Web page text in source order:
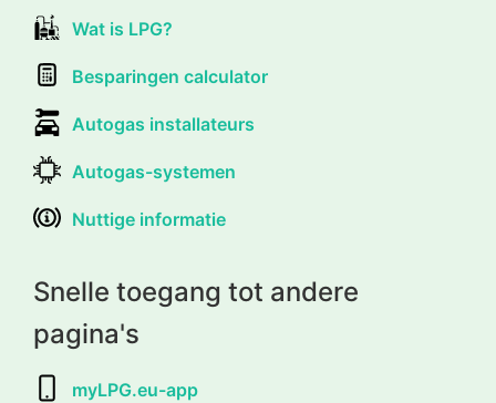
Wat is LPG?
Besparingen calculator
Autogas installateurs
Autogas-systemen
Nuttige informatie
Snelle toegang tot andere
pagina's
myLPG.eu-app